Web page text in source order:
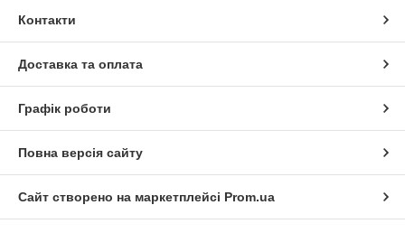
Контакти
Доставка та оплата
Графік роботи
Повна версія сайту
Сайт створено на маркетплейсі Prom.ua